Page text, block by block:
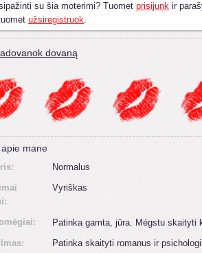
su šia moterimi? Tuomet prisijunk ir
užsiregistruok.
dovaną
mane
Normalus
Vyriškas
Patinka gamta, jūra. Mėgstu
Patinka skaityti romanus ir